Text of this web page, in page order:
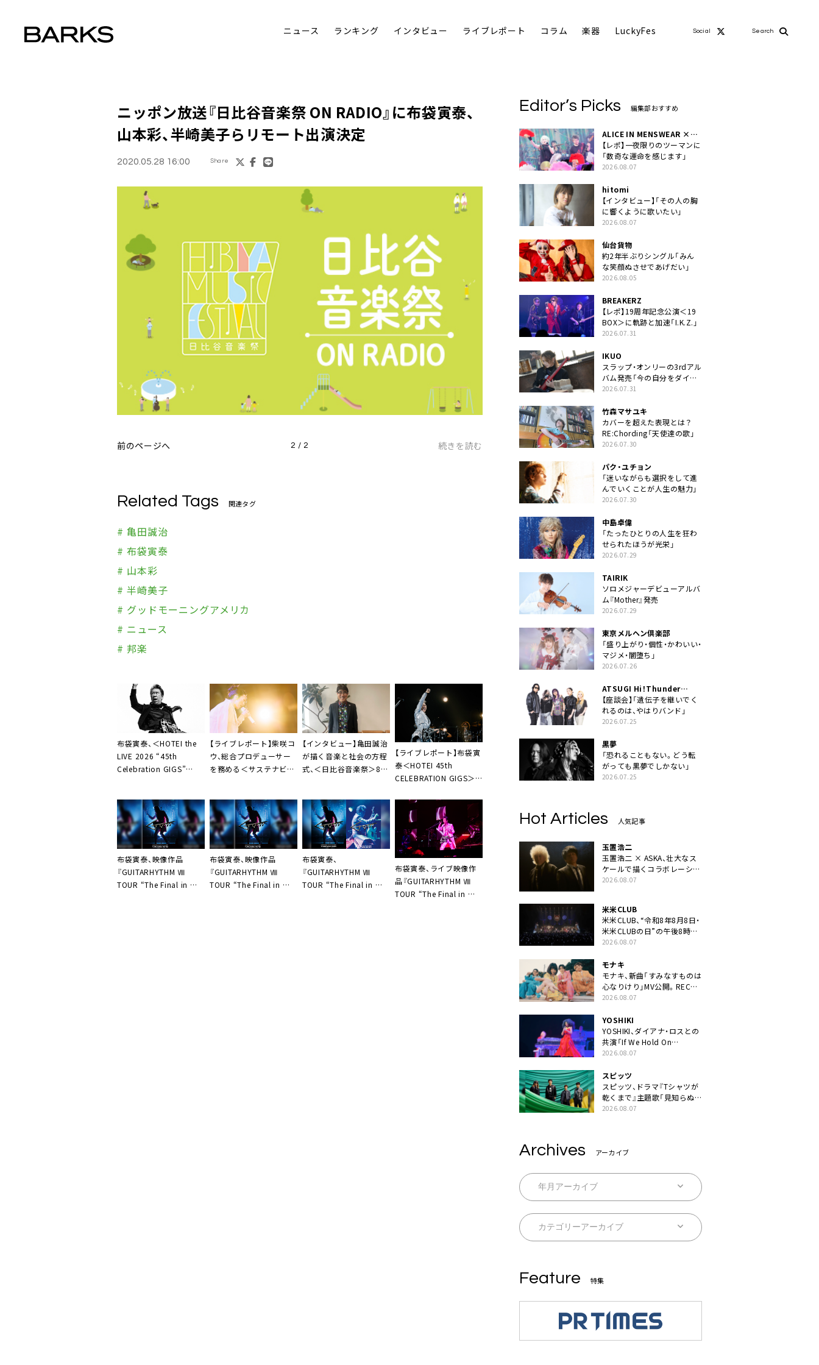
ニュース ランキング インタビュー ライブレポート コラム 楽器 LuckyFes Social Search
ニッポン放送『日比谷音楽祭 ON RADIO』に布袋寅泰、
山本彩、半崎美子らリモート出演決定
2020.05.28 16:00 Share
前のページへ 2 / 2 続きを読む
Related Tags 関連タグ
# 亀田誠治
# 布袋寅泰
# 山本彩
# 半崎美子
# グッドモーニングアメリカ
# ニュース
# 邦楽
布袋寅泰、＜HOTEI the
LIVE 2026 “45th
Celebration GIGS”
【ライブレポート】柴咲コ
ウ、総合プロデューサー
を務める＜サステナビュ
開催できたことを嬉しく
思っています」
【インタビュー】亀田誠治
が描く音楽と社会の方程
式、＜日比谷音楽祭＞8年
【ライブレポート】布袋寅
泰＜HOTEI 45th
CELEBRATION GIGS＞、
布袋寅泰、映像作品
『GUITARHYTHM Ⅷ
TOUR “The Final in 武
布袋寅泰、映像作品
『GUITARHYTHM Ⅷ
TOUR “The Final in 武
布袋寅泰、
『GUITARHYTHM Ⅷ
TOUR “The Final in 武
布袋寅泰、ライブ映像作
品『GUITARHYTHM Ⅷ
TOUR “The Final in 武
Editor’s Picks 編集部おすすめ
ALICE IN MENSWEAR ×
MASCHERA
【レポ】一夜限りのツーマンに
「数奇な運命を感じます」
2026.08.07
hitomi
【インタビュー】「その人の胸
に響くように歌いたい」
2026.08.07
仙台貨物
約2年半ぶりシングル「みん
な笑顔ぬさせであげだい」
2026.08.05
BREAKERZ
【レポ】19周年記念公演＜19
BOX＞に軌跡と加速「I.K.Z.」
2026.07.31
IKUO
スラップ・オンリーの3rdアル
バム発売「今の自分をダイレ
クトに」
2026.07.31
竹森マサユキ
カバーを超えた表現とは？
RE:Chording「天使達の歌」
2026.07.30
パク・ユチョン
「迷いながらも選択をして進
んでいくことが人生の魅力」
2026.07.30
中島卓偉
「たったひとりの人生を狂わ
せられたほうが光栄」
2026.07.29
TAIRIK
ソロメジャーデビューアルバ
ム『Mother』発売
2026.07.29
東京メルヘン倶楽部
「盛り上がり・個性・かわいい・
マジメ・闇堕ち」
2026.07.26
ATSUGI Hi！Thunder
Rock Festival
【座談会】「遺伝子を継いでく
れるのは、やはりバンド」
2026.07.25
黒夢
「恐れることもない。どう転
がっても黒夢でしかない」
2026.07.25
Hot Articles 人気記事
玉置浩二
玉置浩二 × ASKA、壮大なス
ケールで描くコラボレーショ
ン曲「音銀河」リリース決定。
2026.08.07
米米CLUB
米米CLUB、“令和8年8月8日・
米米CLUBの日”の午後8時に
40周年ライブより「FANtachy
2026.08.07
モナキ
モナキ、新曲「すみなすものは
心なりけり」MV公開。RECの
ギターにEvery Little Thing・
2026.08.07
YOSHIKI
YOSHIKI、ダイアナ・ロスとの
共演「If We Hold On
Together」ライブ映像公開
2026.08.07
スピッツ
スピッツ、ドラマ『Tシャツが
乾くまで』主題歌「見知らぬ
糸」本日配信。ドラマとのSP
2026.08.07
Archives アーカイブ
Feature 特集